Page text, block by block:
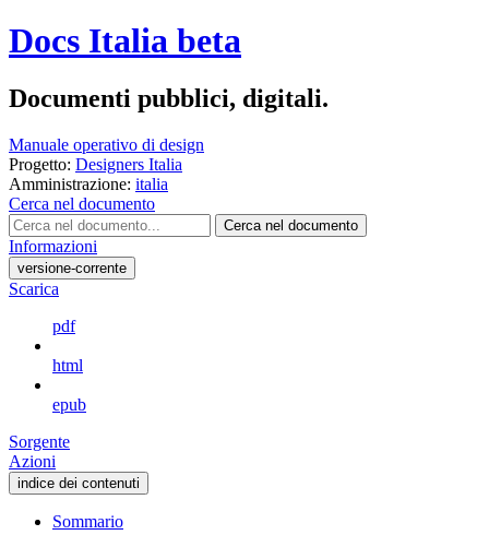
Docs Italia beta
Documenti pubblici, digitali.
Manuale operativo di design
Progetto: Designers Italia
Amministrazione: italia
Cerca nel documento
Cerca nel documento
Informazioni
versione-corrente
Scarica
pdf
html
epub
Sorgente
Azioni
indice dei contenuti
Sommario